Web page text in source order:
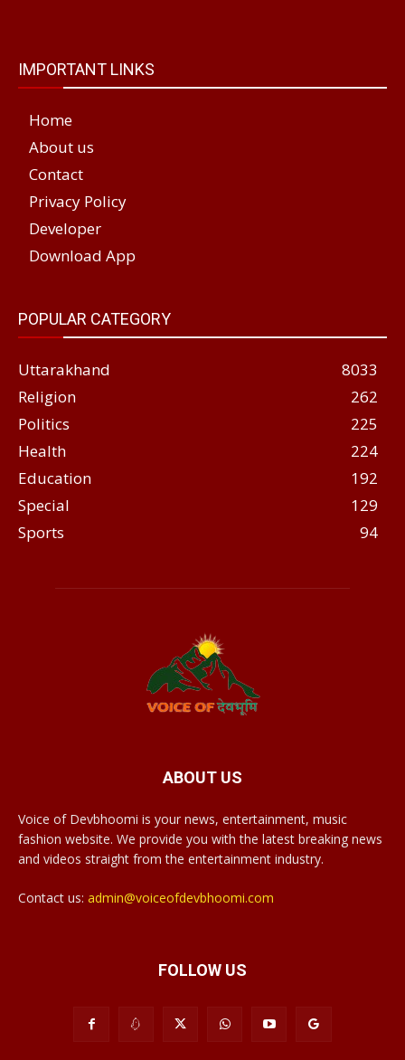
IMPORTANT LINKS
Home
About us
Contact
Privacy Policy
Developer
Download App
POPULAR CATEGORY
Uttarakhand
8033
Religion
262
Politics
225
Health
224
Education
192
Special
129
Sports
94
ABOUT US
Voice of Devbhoomi is your news, entertainment, music
fashion website. We provide you with the latest breaking news
and videos straight from the entertainment industry.
Contact us: admin@voiceofdevbhoomi.com
FOLLOW US